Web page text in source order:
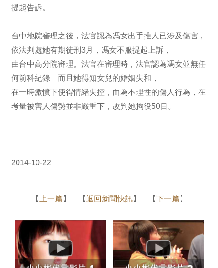
提起告訴。
台中地院審理之後，法官認為馮女出手推人已涉及傷害，
依法判處她有期徒刑3月，馮女不服提起上訴，
由台中高分院審理。法官在審理時，法官認為馮女並無任
何前科紀錄，而且她得知女兒的婚姻失和，
在一時激憤下使得情緒失控，而為不理性的傷人行為，在
考量被害人傷勢並非嚴重下，改判她拘役50日。
2014-10-22
【 上一篇 】 【返回新聞快訊】 【下一篇 】